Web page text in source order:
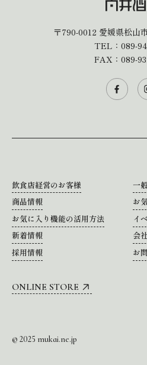
〒790-0012 愛媛県松山
TEL： 089-
FAX：089-
飲食店経営のお客様
一
商品情報
お
お気に入り機能の活用方法
イ
新着情報
会
採用情報
お
ONLINE STORE
© 2025 mukai.ne.jp